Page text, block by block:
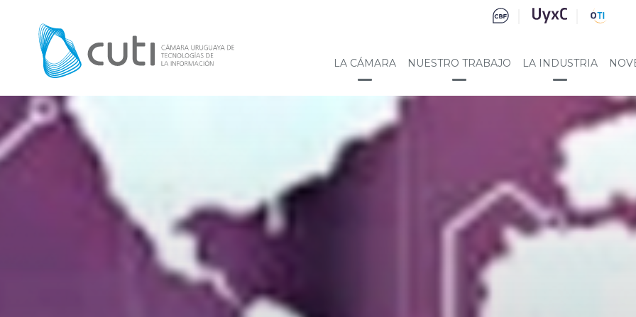
LA CÁMARA NUESTRO TRABAJO LA INDUSTRIA